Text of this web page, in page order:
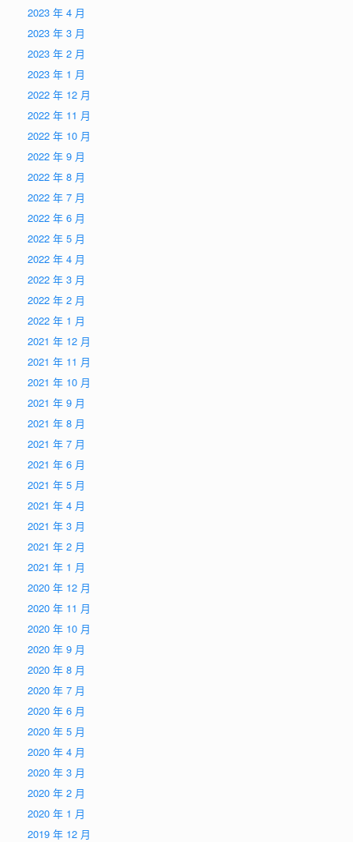
2023 年 4 月
2023 年 3 月
2023 年 2 月
2023 年 1 月
2022 年 12 月
2022 年 11 月
2022 年 10 月
2022 年 9 月
2022 年 8 月
2022 年 7 月
2022 年 6 月
2022 年 5 月
2022 年 4 月
2022 年 3 月
2022 年 2 月
2022 年 1 月
2021 年 12 月
2021 年 11 月
2021 年 10 月
2021 年 9 月
2021 年 8 月
2021 年 7 月
2021 年 6 月
2021 年 5 月
2021 年 4 月
2021 年 3 月
2021 年 2 月
2021 年 1 月
2020 年 12 月
2020 年 11 月
2020 年 10 月
2020 年 9 月
2020 年 8 月
2020 年 7 月
2020 年 6 月
2020 年 5 月
2020 年 4 月
2020 年 3 月
2020 年 2 月
2020 年 1 月
2019 年 12 月